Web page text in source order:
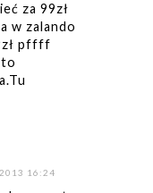
za 99zł
w zalando
pffff
16:24